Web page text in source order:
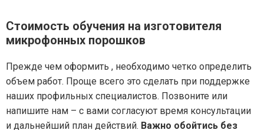
Стоимость обучения на изготовителя
микрофонных порошков
Прежде чем оформить , необходимо четко определить
объем работ. Проще всего это сделать при поддержке
наших профильных специалистов. Позвоните или
напишите нам – с вами согласуют время консультации
и дальнейший план действий. Важно обойтись без